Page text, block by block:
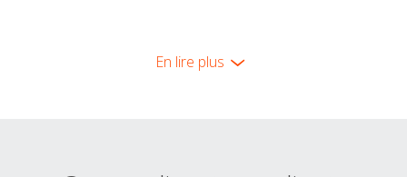
En lire plus